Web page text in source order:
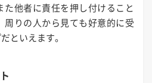
た他者に責任を押し付けること
周りの人から見ても好意的に受
といえます。